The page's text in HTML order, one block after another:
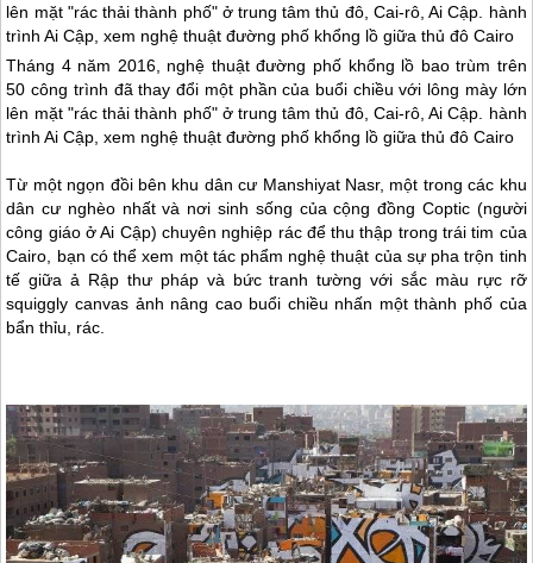
lên mặt "rác thải thành phố" ở trung tâm thủ đô, Cai-rô, Ai Cập. hành
trình Ai Cập, xem nghệ thuật đường phố khổng lồ giữa thủ đô Cairo
Tháng 4 năm 2016, nghệ thuật đường phố khổng lồ bao trùm trên
50 công trình đã thay đổi một phần của buổi chiều với lông mày lớn
lên mặt "rác thải thành phố" ở trung tâm thủ đô, Cai-rô, Ai Cập. hành
trình Ai Cập, xem nghệ thuật đường phố khổng lồ giữa thủ đô Cairo
Từ một ngọn đồi bên khu dân cư Manshiyat Nasr, một trong các khu
dân cư nghèo nhất và nơi sinh sống của cộng đồng Coptic (người
công giáo ở Ai Cập) chuyên nghiệp rác để thu thập trong trái tim của
Cairo, bạn có thể xem một tác phẩm nghệ thuật của sự pha trộn tinh
tế giữa ả Rập thư pháp và bức tranh tường với sắc màu rực rỡ
squiggly canvas ảnh nâng cao buổi chiều nhấn một thành phố của
bẩn thỉu, rác.